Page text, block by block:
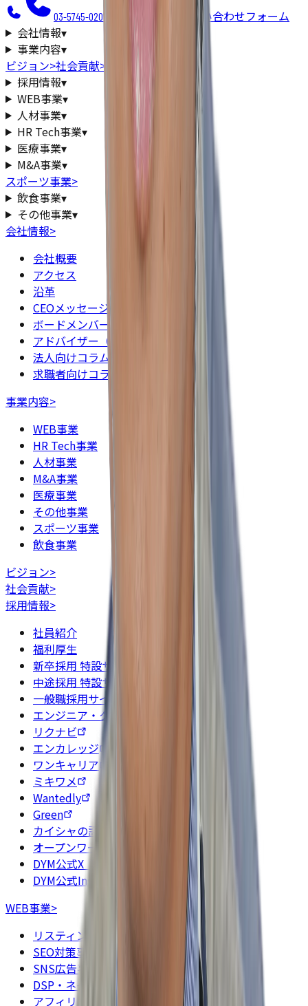
03-5745-0200
お問い合わせフォーム
会社情報▾
事業内容▾
ビジョン>社会貢献>
採用情報▾
WEB事業▾
人材事業▾
HR Tech事業▾
医療事業▾
M&A事業▾
スポーツ事業>
飲食事業▾
その他事業▾
会社情報>
会社概要
アクセス
沿革
CEOメッセージ
ボードメンバー
アドバイザー（顧問）
法人向けコラム一覧
求職者向けコラム一覧
事業内容>
WEB事業
HR Tech事業
人材事業
M&A事業
医療事業
その他事業
スポーツ事業
飲食事業
ビジョン>
社会貢献>
採用情報>
社員紹介
福利厚生
新卒採用 特設サイト
中途採用 特設サイト
一般職採用サイト
エンジニア・クリエイター採用サイト
リクナビ
エンカレッジ
ワンキャリア
ミキワメ
Wantedly
Green
カイシャの評判
オープンワーク
DYM公式X（旧Twitter）
DYM公式Instagram
WEB事業>
リスティング広告（検索連動型広告）事業
SEO対策事業
SNS広告事業
DSP・ネイティブ広告事業
アフィリエイト事業